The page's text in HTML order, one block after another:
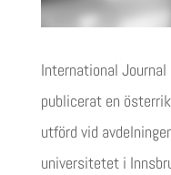
International
publicerat en
utförd vid
universitetet i